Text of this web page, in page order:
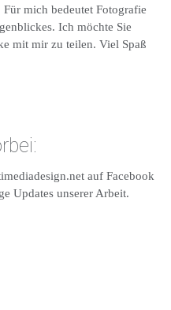
mich bedeutet Fotografie
Ich möchte Sie
mit mir zu teilen. Viel Spaß
auf Facebook
Updates unserer Arbeit.